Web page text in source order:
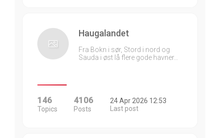
Haugalandet
Fra Bokn i sør, Stord i nord og
Sauda i øst lå flere gode havner…
146
Topics
4106
Posts
24 Apr 2026 12:53
Last post